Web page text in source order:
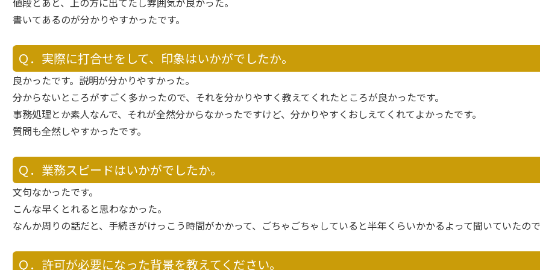
書いてあるのが分かりやすかったです。
Ｑ．実際に打合せをして、印象はいかがでしたか。
良かったです。説明が分かりやすかった。
分からないところがすごく多かったので、それを分かりやすく教えてくれたところが良かったです。
事務処理とか素人なんで、それが全然分からなかったですけど、分かりやすくおしえてくれてよかったです。
質問も全然しやすかったです。
Ｑ．業務スピードはいかがでしたか。
文句なかったです。
こんな早くとれると思わなかった。
なんか周りの話だと、手続きがけっこう時間がかかって、ごちゃごちゃしていると半年くらいかかるよって聞いていたの
Ｑ．許可が必要になった背景を教えてください。